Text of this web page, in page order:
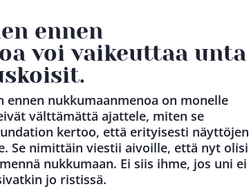
ennen
voi vaikeuttaa unta
ennen nukkumaanmenoa on monelle
välttämättä ajattele, miten se
kertoo, että erityisesti näyttöjen
Se nimittäin viestii aivoille, että nyt olisi
nukkumaan. Ei siis ihme, jos uni ei
jo ristissä.